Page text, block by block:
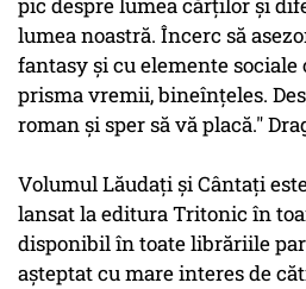
pic despre lumea cărților și
lumea noastră. Încerc să
fantasy și cu elemente
prisma vremii, bineînțeles.
roman și sper să vă placă."
Volumul Lăudați și Cântați
lansat la editura Tritonic în
disponibil în toate librăriile
așteptat cu mare interes de